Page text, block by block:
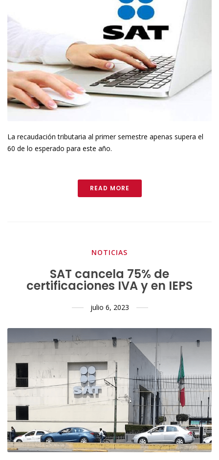
La recaudación tributaria al primer semestre apenas supera el
60 de lo esperado para este año.
READ MORE
NOTICIAS
SAT cancela 75% de
certificaciones IVA y en IEPS
julio 6, 2023